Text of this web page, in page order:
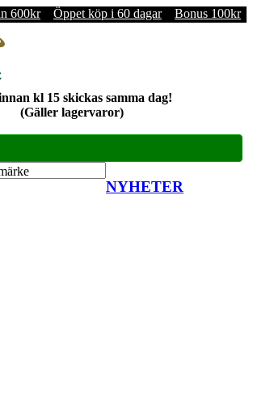
600kr Öppet köp i 60 dagar Bonus 100kr
kl 15 skickas samma dag!
(Gäller lagervaror)
NYHETER